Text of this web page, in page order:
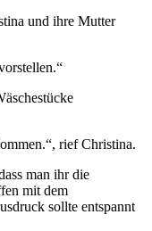
und ihre Mutter
rief Christina.
man ihr die
mit dem
sollte entspannt